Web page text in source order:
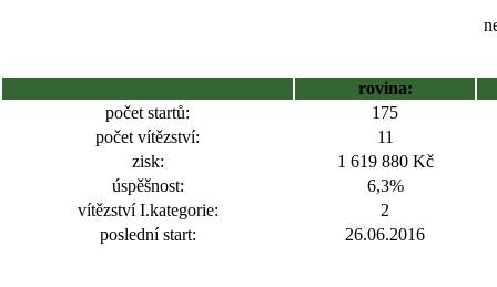
rovina:
počet startů:
175
počet vítězství:
11
zisk:
1 619 880 Kč
úspěšnost:
6,3%
vítězství I.kategorie:
2
poslední start:
26.06.2016